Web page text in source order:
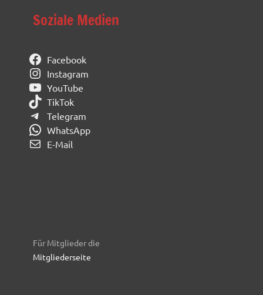
Soziale Medien
Facebook
Instagram
YouTube
TikTok
Telegram
WhatsApp
E-Mail
Für Mitglieder die
Mitgliederseite